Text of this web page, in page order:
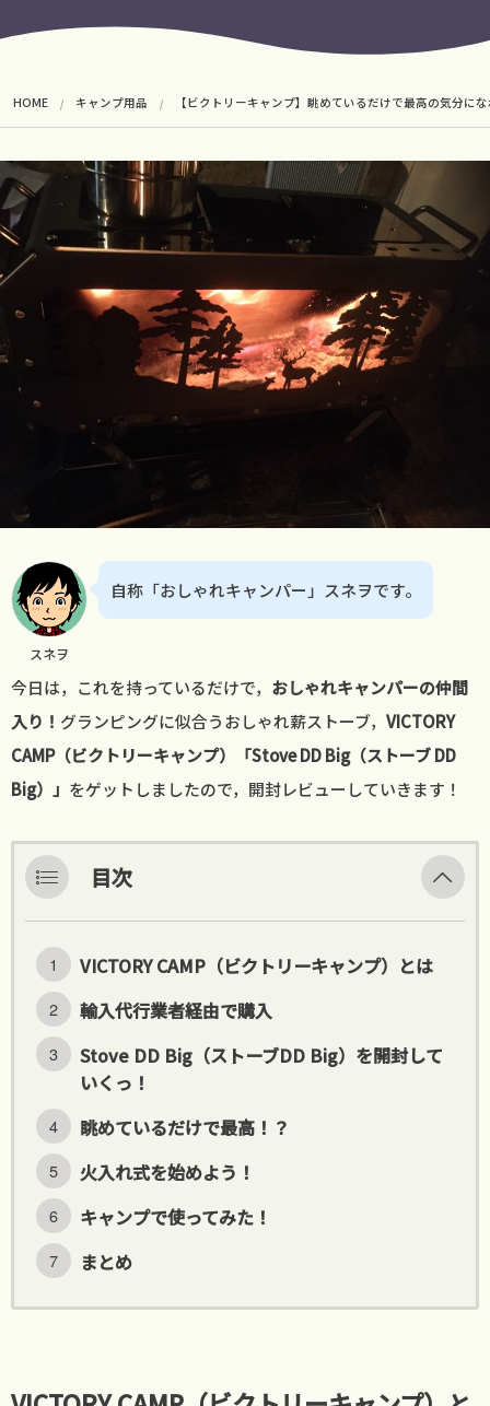
HOME キャンプ用品 【ビクトリーキャンプ】眺めているだけで最高の気分に
スネヲ
自称「おしゃれキャンパー」スネヲです。
今日は，これを持っているだけで， おしゃれキャンパーの仲間
入り！ グランピングに似合うおしゃれ薪ストーブ， VICTORY
CAMP（ビクトリーキャンプ）「Stove DD Big（ストーブ DD
Big）」 をゲットしましたので，開封レビューしていきます！
目次
VICTORY CAMP（ビクトリーキャンプ）とは
輸入代行業者経由で購入
Stove DD Big（ストーブDD Big）を開封して
いくっ！
眺めているだけで最高！？
火入れ式を始めよう！
キャンプで使ってみた！
まとめ